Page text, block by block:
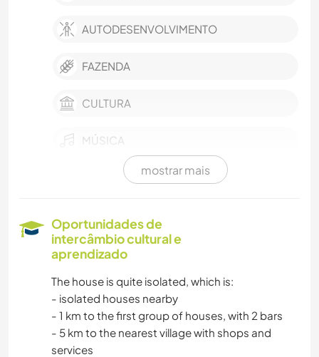
AUTODESENVOLVIMENTO
FAZENDA
CULTURA
MÚSICA
HISTÓRIA
CARPINTARIA
ANIMAIS
NATURALEZA
mostrar mais
Oportunidades de
intercâmbio cultural e
aprendizado
The house is quite isolated, which is:
- isolated houses nearby
- 1 km to the first group of houses, with 2 bars
- 5 km to the nearest village with shops and
services